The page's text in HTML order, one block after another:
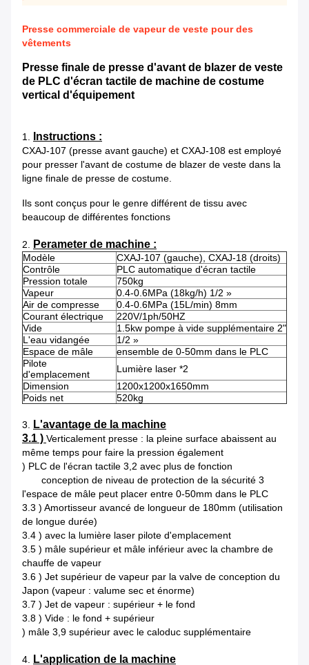
Presse commerciale de vapeur de veste pour des
vêtements
Presse finale de presse d'avant de blazer de veste
de PLC d'écran tactile de machine de costume
vertical d'équipement
1. Instructions :
CXAJ-107 (presse avant gauche) et CXAJ-108 est employé
pour presser l'avant de costume de blazer de veste dans la
ligne finale de presse de costume.
Ils sont conçus pour le genre différent de tissu avec
beaucoup de différentes fonctions
2. Perameter de machine :
Modèle
CXAJ-107 (gauche), CXAJ-18 (droits)
Contrôle
PLC automatique d'écran tactile
Pression totale
750kg
Vapeur
0.4-0.6MPa (18kg/h) 1/2 »
Air de compresse
0.4-0.6MPa (15L/min) 8mm
Courant électrique
220V/1ph/50HZ
Vide
1.5kw pompe à vide supplémentaire 2"
L'eau vidangée
1/2 »
Espace de mâle
ensemble de 0-50mm dans le PLC
Pilote
d'emplacement
Lumière laser *2
Dimension
1200x1200x1650mm
Poids net
520kg
3. L'avantage de la machine
3.1 ) Verticalement presse : la pleine surface abaissent au
même temps pour faire la pression également
) PLC de l'écran tactile 3,2 avec plus de fonction
conception de niveau de protection de la sécurité 3
l'espace de mâle peut placer entre 0-50mm dans le PLC
3.3 ) Amortisseur avancé de longueur de 180mm (utilisation
de longue durée)
3.4 ) avec la lumière laser pilote d'emplacement
3.5 ) mâle supérieur et mâle inférieur avec la chambre de
chauffe de vapeur
3.6 ) Jet supérieur de vapeur par la valve de conception du
Japon (vapeur : valume sec et énorme)
3.7 ) Jet de vapeur : supérieur + le fond
3.8 ) Vide : le fond + supérieur
) mâle 3,9 supérieur avec le caloduc supplémentaire
4. L'application de la machine